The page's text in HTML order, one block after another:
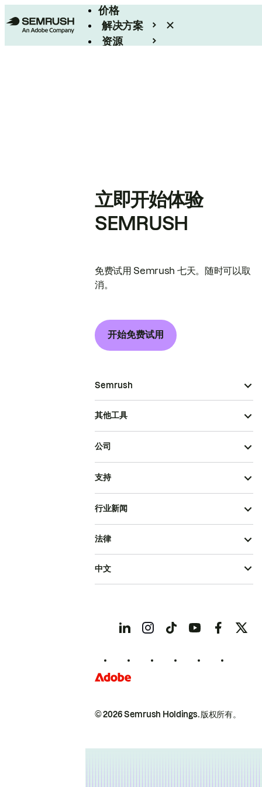
价格
解决方案
资源
立即开始体验
SEMRUSH
免费试用 Semrush 七天。随时可以取
消。
开始免费试用
Semrush
其他工具
公司
支持
行业新闻
© 2026 Semrush Holdings.版权所有。
法律
中文